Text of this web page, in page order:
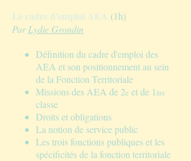
Le cadre d'emploi AEA (1h)
ParLydie Grondin
Définition du cadre d'emploi des
AEA et son positionnement au sein
de la Fonction Territoriale
Missions des AEA de 2e et de 1ère
classe
Droits et obligations
La notion de service public
Les trois fonctions publiques et les
spécificités de la fonction territoriale